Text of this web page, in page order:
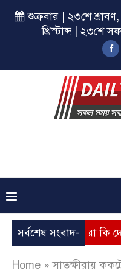
শুক্রবার | ২৩শে
খ্রিস্টাব্দ | ২৩শে
সর্বশেষ সংবাদ-
তার চেহারা কি দেখা
Home »সাতক্ষীরায়